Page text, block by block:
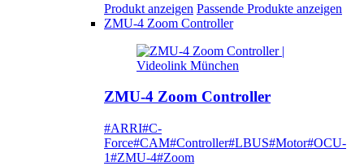
Produkt anzeigen Passende Produkte anzeigen
ZMU-4 Zoom Controller
ZMU-4 Zoom Controller
#ARRI#C-
Force#CAM#Controller#LBUS#Motor#OCU-
1#ZMU-4#Zoom